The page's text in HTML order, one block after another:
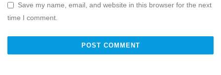
Save my name, email, and website in this browser for the next
time I comment.